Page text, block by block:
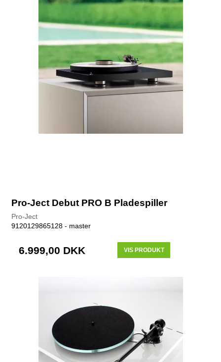
Pro-Ject Debut PRO B Pladespiller
Pro-Ject
9120129865128 - master
6.999,00 DKK VIS PRODUKT